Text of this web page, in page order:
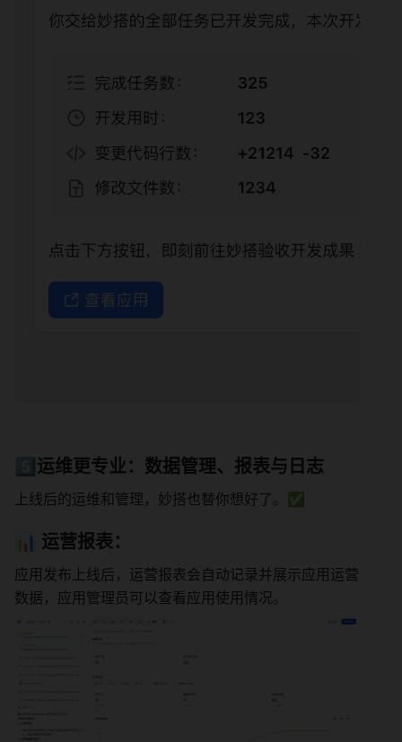
5️⃣运维更专业：数据管理、报表与日志
上线后的运维和管理，妙搭也替你想好了。✅
📊 运营报表：
应用发布上线后，运营报表会自动记录并展示应用运营
数据，应用管理员可以查看应用使用情况。